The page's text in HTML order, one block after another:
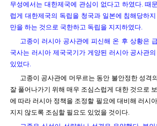
무성에서는 대한제국에 관심이 없다고 하였다. 때
럽게 대한제국의 독립을 청국과 일본에 침해당하
만을 하는 것으로 국한하고 독립을 지지하였다.
고종이 러시아 공사관에 피신해 온 후 상황은
국사는 러시아 제국국기가 게양된 러시아 공사관
있었다.
고종이 공사관에 머무르는 동안 불안정한 성격
잘 풀어나가기 위해 매우 조심스럽게 대한 것으로
에 따라 러시아 정책을 조정할 필요에 대비해 러시
지지 않도록 조심할 필요도 있었을 것이다.